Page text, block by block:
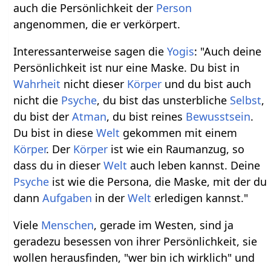
auch die Persönlichkeit der Person
angenommen, die er verkörpert.
Interessanterweise sagen dieYogis: "Auch deine
Persönlichkeit ist nur eine Maske. Du bist in
Wahrheit nicht dieser Körper und du bist auch
nicht die Psyche, du bist das unsterbliche Selbst,
du bist derAtman, du bist reines Bewusstsein.
Du bist in dieseWelt gekommen mit einem
Körper. Der Körper ist wie ein Raumanzug, so
dass du in dieserWelt auch leben kannst. Deine
Psyche ist wie die Persona, die Maske, mit der du
dannAufgaben in derWelt erledigen kannst."
Viele Menschen, gerade im Westen, sind ja
geradezu besessen von ihrer Persönlichkeit, sie
wollen herausfinden, "wer bin ich wirklich" und